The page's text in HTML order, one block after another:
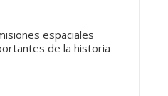
espaciales
de la historia